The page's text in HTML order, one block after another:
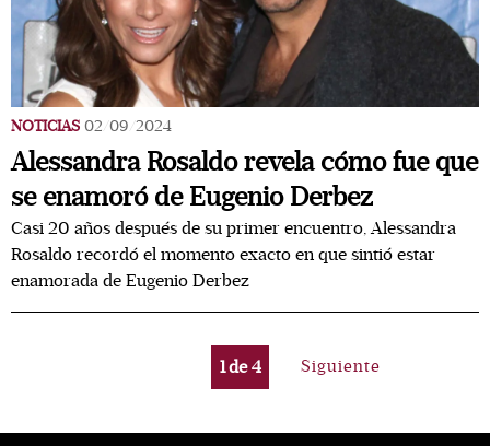
NOTICIAS 02/09/2024
Alessandra Rosaldo revela cómo fue que
se enamoró de Eugenio Derbez
Casi 20 años después de su primer encuentro, Alessandra
Rosaldo recordó el momento exacto en que sintió estar
enamorada de Eugenio Derbez
1de4 Siguiente